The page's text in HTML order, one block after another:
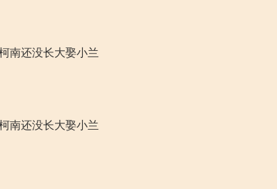
南还没长大娶小兰
南还没长大娶小兰